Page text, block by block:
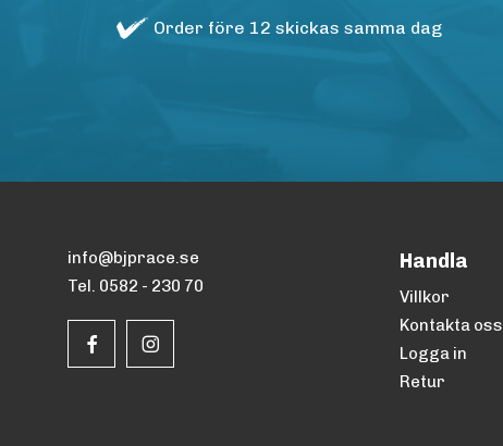
Order före 12 skickas samma dag
info@bjprace.se
Tel. 0582 - 230 70
Handla
Villkor
Kontakta oss
Logga in
Retur